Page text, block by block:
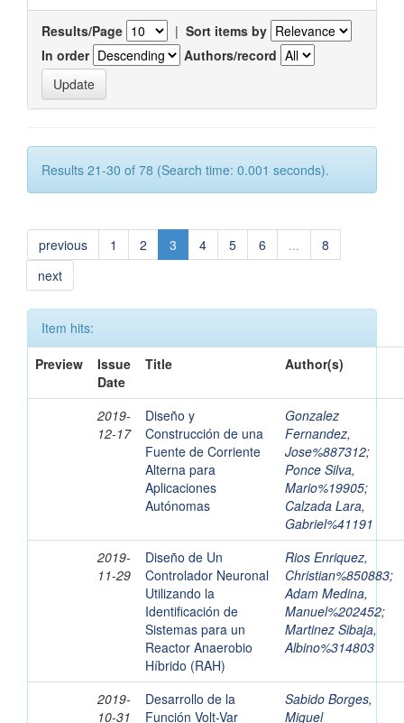
Results/Page | Sort items by
In order
Authors/record
Results 21-30 of 78 (Search time: 0.001 seconds).
previous 1 2 3 4 5 6 ...
8
next
Item hits:
Preview
Issue
Date
Title Author(s)
2019-
12-17
Diseño y
Construcción de una
Fuente de Corriente
Alterna para
Aplicaciones
Autónomas
Gonzalez
Fernandez,
Jose%887312;
Ponce Silva,
Mario%19905;
Calzada Lara,
Gabriel%41191
2019-
11-29
Diseño de Un
Controlador Neuronal
Utilizando la
Identificación de
Sistemas para un
Reactor Anaerobio
Híbrido (RAH)
Rios Enriquez,
Christian%850883;
Adam Medina,
Manuel%202452;
Martinez Sibaja,
Albino%314803
2019-
10-31
Desarrollo de la
Función Volt-Var
Sabido Borges,
Miguel